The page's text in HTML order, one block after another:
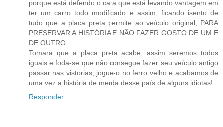
porque está defendo o cara que está levando vantagem em
ter um carro todo modificado e assim, ficando isento de
tudo que a placa preta permite ao veículo original, PARA
PRESERVAR A HISTÓRIA E NÃO FAZER GOSTO DE UM E
DE OUTRO.
Tomara que a placa preta acabe, assim seremos todos
iguais e foda-se que não consegue fazer seu veículo antigo
passar nas vistorias, jogue-o no ferro velho e acabamos de
uma vez a história de merda desse país de alguns idiotas!
Responder